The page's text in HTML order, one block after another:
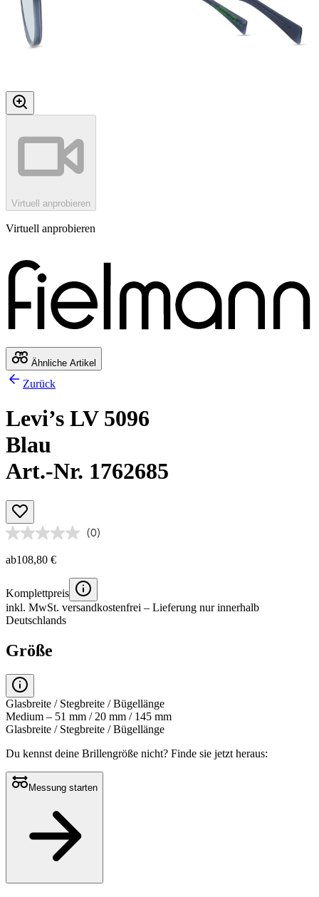
Virtuell anprobieren
Virtuell anprobieren
Ähnliche Artikel
Zurück
Levi’s LV 5096
Blau
Art.-Nr. 1762685
(0)
ab108,80 €
Komplettpreis
inkl. MwSt. versandkostenfrei – Lieferung nur innerhalb
Deutschlands
Größe
Glasbreite / Stegbreite / Bügellänge
Medium – 51 mm / 20 mm / 145 mm
Glasbreite / Stegbreite / Bügellänge
Du kennst deine Brillengröße nicht? Finde sie jetzt heraus:
Messung starten